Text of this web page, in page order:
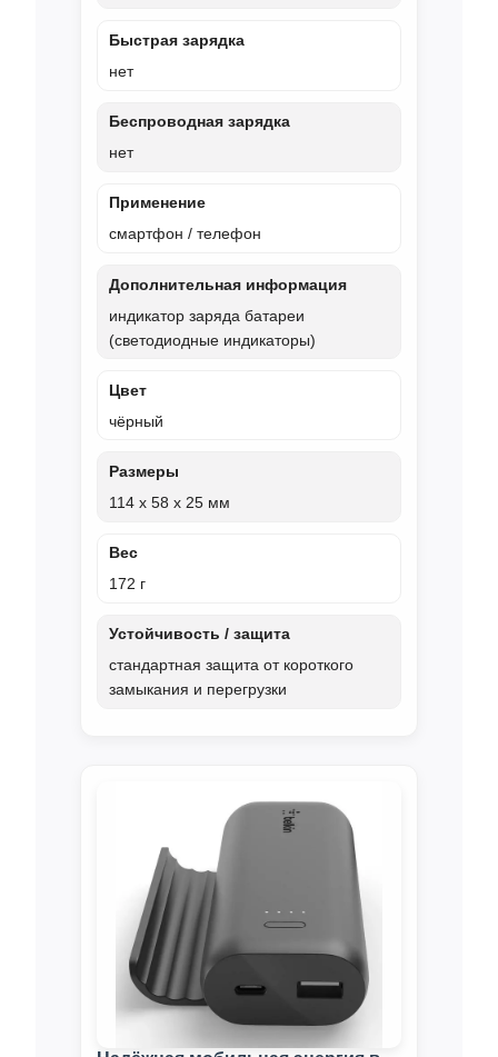
Быстрая зарядка
нет
Беспроводная зарядка
нет
Применение
смартфон / телефон
Дополнительная информация
индикатор заряда батареи
(светодиодные индикаторы)
Цвет
чёрный
Размеры
114 x 58 x 25 мм
Вес
172 г
Устойчивость / защита
стандартная защита от короткого
замыкания и перегрузки